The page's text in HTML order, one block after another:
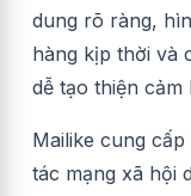
dung rõ ràng,
hàng kịp thời và
dễ tạo thiện cảm
Mailike cung
tác mạng xã hội